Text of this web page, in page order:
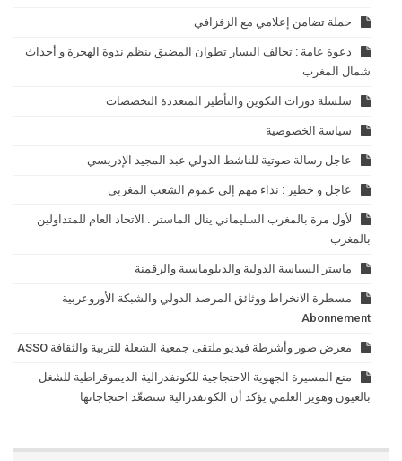
حملة تضامن إعلامي مع الزفزافي
دعوة عامة : تحالف اليسار تطوان المضيق ينظم ندوة الهجرة و أحداث
شمال المغرب
سلسلة دورات التكوين والتأطير المتعددة التخصصات
سياسة الخصوصية
عاجل رسالة صوتية للناشط الدولي عبد المجيد الإدريسي
عاجل و خطير : نداء مهم إلى عموم الشعب المغربي
لأول مرة بالمغرب السليماني ينال الماستر . الاتحاد العام للمتداولين
بالمغرب
ماستر السياسة الدولية والدبلوماسية والرقمنة
مسطرة الانخراط ووثائق المرصد الدولي والشبكة الأوروعربية
Abonnement
معرض صور وأشرطة فيديو ملتقى جمعية الشعلة للتربية والثقافة ASSO
منع المسيرة الجهوية الاحتجاجية للكونفدرالية الديموقراطية للشغل
بالعيون وهوير العلمي يؤكد أن الكونفدرالية ستصعّد احتجاجاتها